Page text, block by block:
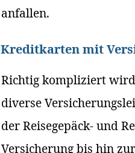
anfallen.
Kreditkarten mit
Richtig kompliziert
diverse
der Reisegepäck- und
Versicherung bis hin zur